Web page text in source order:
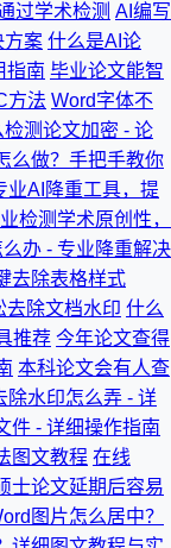
过学术检测 AI编写
方案 什么是AI论
指南 毕业论文能智
方法 Word字体不
检测论文加密 - 论
么做？手把手教你
业AI降重工具，提
检测学术原创性，
办 - 专业降重解决
去除表格样式
去除文档水印 什么
推荐 今年论文查得
本科论文会有人查
除水印怎么弄 - 详
件 - 详细操作指南
图文教程 在线
士论文延期后容易
图片怎么居中？